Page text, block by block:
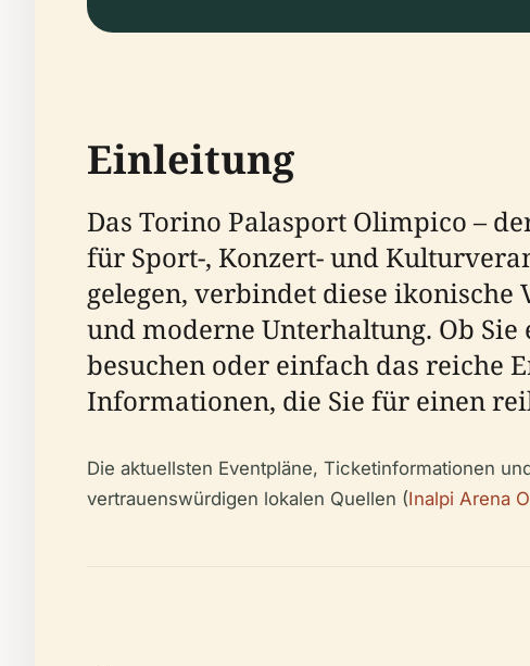
Einleitung
Das Torino Palasport Olimpico –
für Sport-, Konzert- und
gelegen, verbindet diese
und moderne Unterhaltung. Ob
besuchen oder einfach das reiche
Informationen, die Sie für einen
Die aktuellsten Eventpläne, Ticketinformationen
vertrauenswürdigen lokalen Quellen (Inalpi Arena